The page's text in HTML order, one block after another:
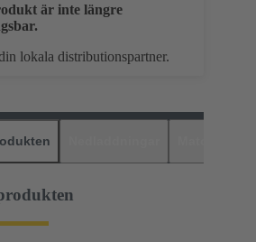
är inte längre
lokala distributionspartner.